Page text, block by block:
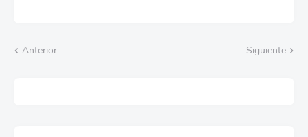
Anterior Siguiente